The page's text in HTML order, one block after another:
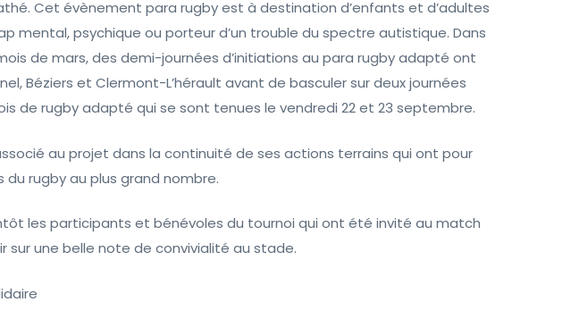
Cet évènement para rugby est à destination d’enfants et d’adultes
mental, psychique ou porteur d’un trouble du spectre autistique. Dans
de mars, des demi-journées d’initiations au para rugby adapté ont
Béziers et Clermont-L’hérault avant de basculer sur deux journées
de rugby adapté qui se sont tenues le vendredi 22 et 23 septembre.
associé au projet dans la continuité de ses actions terrains qui ont pour
du rugby au plus grand nombre.
les participants et bénévoles du tournoi qui ont été invité au match
sur une belle note de convivialité au stade.